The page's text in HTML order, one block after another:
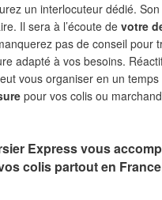
un interlocuteur dédié.
Il sera à l’écoute de votre
pas de conseil pour
adapté à vos besoins.
vous organiser en un
pour vos colis ou
Express vous
colis partout en